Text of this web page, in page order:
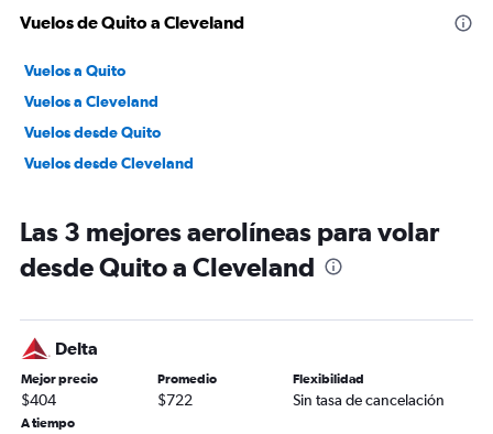
Vuelos de Quito a Cleveland
Vuelos a Quito
Vuelos a Cleveland
Vuelos desde Quito
Vuelos desde Cleveland
Las 3 mejores aerolíneas para volar
desde Quito a Cleveland
Delta
Mejor precio
$404
Promedio
$722
Flexibilidad
Sin tasa de cancelación
A tiempo